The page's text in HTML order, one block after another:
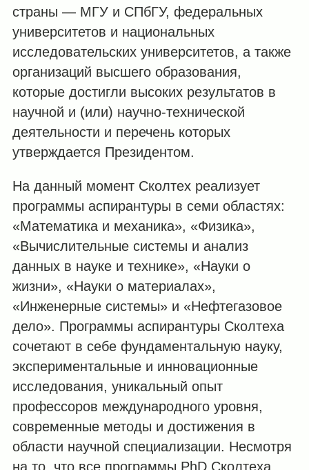
страны ― МГУ и СПбГУ, федеральных
университетов и национальных
исследовательских университетов, а также
организаций высшего образования,
которые достигли высоких результатов в
научной и (или) научно-технической
деятельности и перечень которых
утверждается Президентом.
На данный момент Сколтех реализует
программы аспирантуры в семи областях:
«Математика и механика», «Физика»,
«Вычислительные системы и анализ
данных в науке и технике», «Науки о
жизни», «Науки о материалах»,
«Инженерные системы» и «Нефтегазовое
дело». Программы аспирантуры Сколтеха
сочетают в себе фундаментальную науку,
экспериментальные и инновационные
исследования, уникальный опыт
профессоров международного уровня,
современные методы и достижения в
области научной специализации. Несмотря
на то, что все программы PhD Сколтеха